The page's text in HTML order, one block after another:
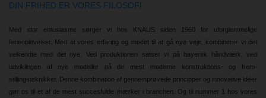
DIN FRIHED ER VORES FILOSOFI
Med stor entusiasme sørger vi hos KNAUS siden 1960 for uforglemmelige
ferieoplevelser. Med al vores erfaring og modet til at gå nye veje, kombinerer vi det
velkendte med det nye. Ved produktionen satser vi på bayersk håndværk, ved
udviklingen af nye modeller på de mest moderne konstruktions- og frem-
stillingsteknikker. Denne kombination af gennemprøvede principper og innovative idéer
gør os til et af de mest succesfulde mærker i branchen. Og til nummer 1 hos vores